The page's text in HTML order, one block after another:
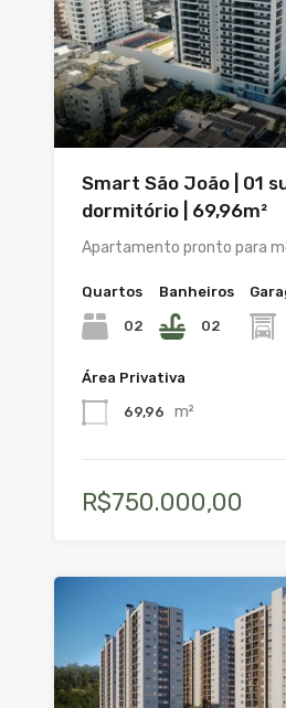
Smart São João | 01
dormitório | 69,96m²
Apartamento pronto para
Quartos
02
Banheiros
02
Área Privativa
69,96 m²
R$750.000,00